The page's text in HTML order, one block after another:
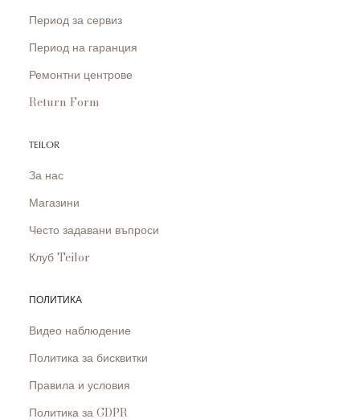
Период за сервиз
Период на гаранция
Ремонтни центрове
Return Form
TEILOR
За нас
Магазини
Често задавани въпроси
Клуб Teilor
ПОЛИТИКА
Видео наблюдение
Политика за бисквитки
Правила и условия
Политика за GDPR